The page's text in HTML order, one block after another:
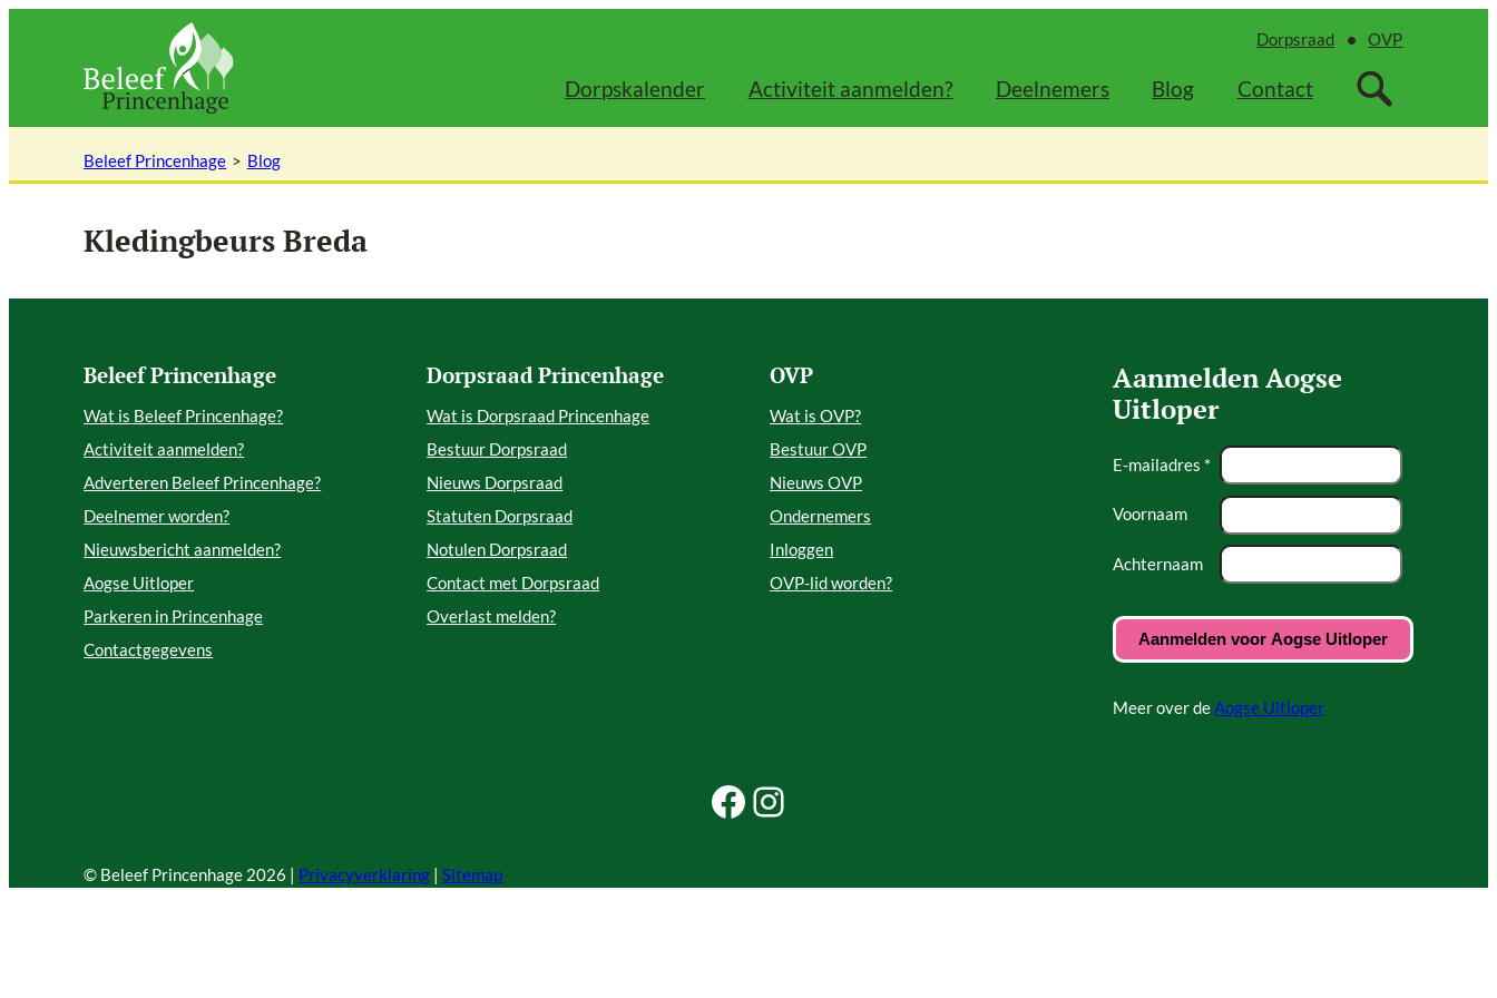
inhoud
Dorpsraad OVP
Dorpskalender Activiteit aanmelden? Deelnemers Blog Contact
Beleef Princenhage Blog
Kledingbeurs Breda
Beleef Princenhage
Wat is Beleef Princenhage?
Activiteit aanmelden?
Adverteren Beleef Princenhage?
Deelnemer worden?
Nieuwsbericht aanmelden?
Aogse Uitloper
Parkeren in Princenhage
Contactgegevens
Dorpsraad Princenhage
Wat is Dorpsraad Princenhage
Bestuur Dorpsraad
Nieuws Dorpsraad
Statuten Dorpsraad
Notulen Dorpsraad
Contact met Dorpsraad
Overlast melden?
OVP
Wat is OVP?
Bestuur OVP
Nieuws OVP
Ondernemers
Inloggen
OVP-lid worden?
Aanmelden Aogse
Uitloper
E-mailadres *
Voornaam
Achternaam
Meer over deAogse Uitloper
Facebook Beleef Princenhage
Instagram Beleef Princenhage
© Beleef Princenhage 2026 | Privacyverklaring |Sitemap